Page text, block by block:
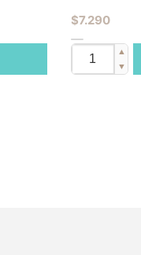
$7.290
▲
▼